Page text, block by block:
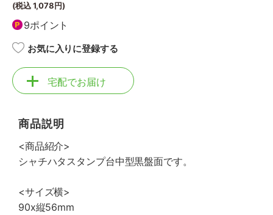
(税込1,078円)
9ポイント
お気に入りに登録する
宅配でお届け
商品説明
<商品紹介>
シャチハタスタンプ台中型黒盤面です。
<サイズ横>
90x縦56mm